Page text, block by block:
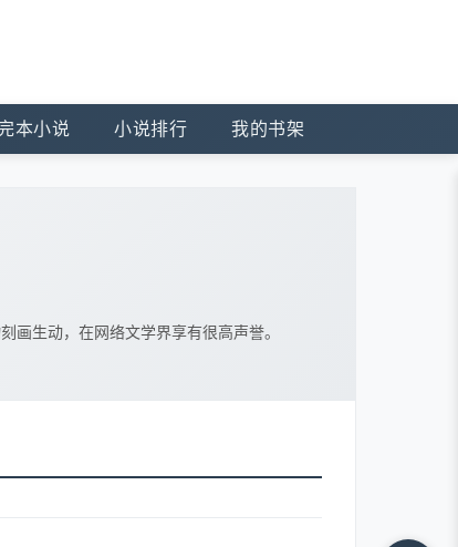
本小说 小说排行 我的书架
画生动，在网络文学界享有很高声誉。